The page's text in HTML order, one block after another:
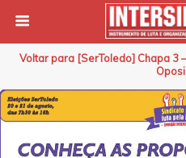
Voltar para [SerToledo] Chapa 3